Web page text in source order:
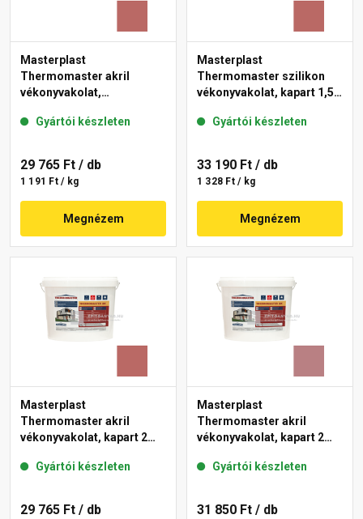
Masterplast
Thermomaster akril
vékonyvakolat,
21-C 25 kg
Gyártói készleten
29 765 Ft / db
1 191 Ft / kg
Megnézem
Masterplast
Thermomaster szilikon
vékonyvakolat, kapart 1,5
Gyártói készleten
33 190 Ft / db
1 328 Ft / kg
Megnézem
Masterplast
Thermomaster akril
vékonyvakolat, kapart 2
Gyártói készleten
29 765 Ft / db
Masterplast
Thermomaster akril
vékonyvakolat, kapart 2
Gyártói készleten
31 850 Ft / db